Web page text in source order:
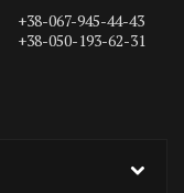
+38-067-945-44-43
+38-050-193-62-31